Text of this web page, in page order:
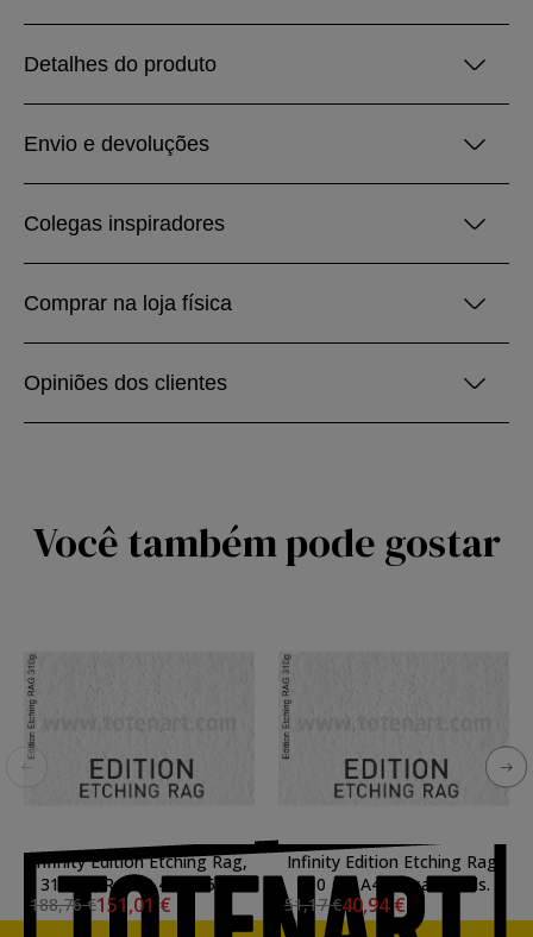
Detalhes do produto
Envio e devoluções
Colegas inspiradores
Comprar na loja física
Opiniões dos clientes
Você também pode gostar
Infinity Edition Etching Rag,
310 gr., Rolo 0,432x15,24
mts.
188,76 €151,01 €
Infinity Edition Etching Rag,
310 gr., A4, caixa 25 uds.
51,17 €40,94 €